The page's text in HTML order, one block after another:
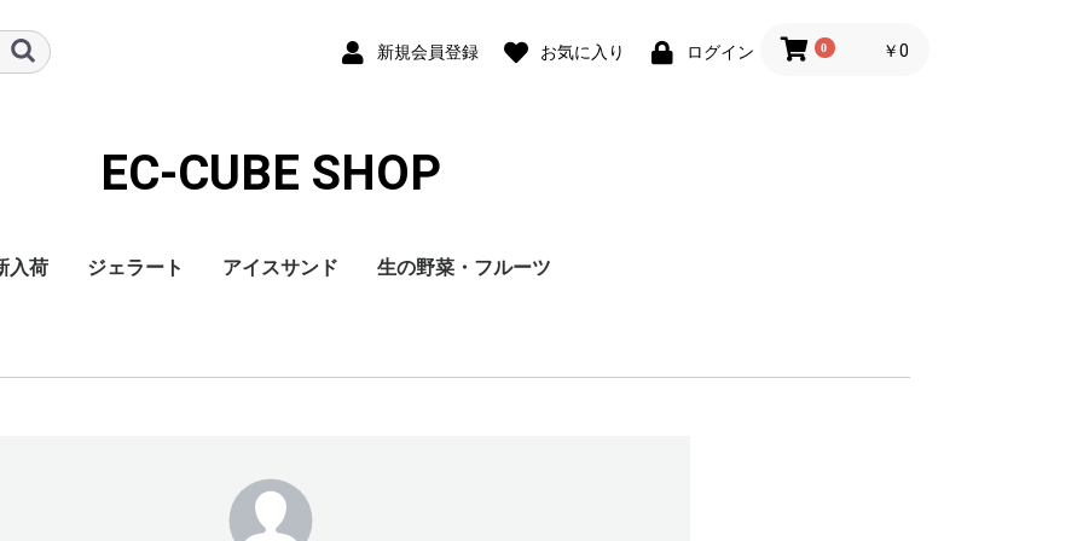
新規会員登録 お気に入り ログイン 0 ￥0
EC-CUBE SHOP
入荷 ジェラート アイスサンド 生の野菜・フルーツ